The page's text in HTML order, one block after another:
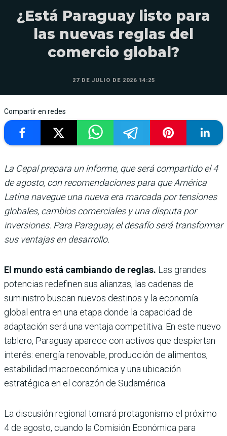
¿Está Paraguay listo para
las nuevas reglas del
comercio global?
27 DE JULIO DE 2026 14:25
Compartir en redes
La Cepal prepara un informe, que será compartido el 4
de agosto, con recomendaciones para que América
Latina navegue una nueva era marcada por tensiones
globales, cambios comerciales y una disputa por
inversiones. Para Paraguay, el desafío será transformar
sus ventajas en desarrollo.
El mundo está cambiando de reglas. Las grandes
potencias redefinen sus alianzas, las cadenas de
suministro buscan nuevos destinos y la economía
global entra en una etapa donde la capacidad de
adaptación será una ventaja competitiva. En este nuevo
tablero, Paraguay aparece con activos que despiertan
interés: energía renovable, producción de alimentos,
estabilidad macroeconómica y una ubicación
estratégica en el corazón de Sudamérica.
La discusión regional tomará protagonismo el próximo
4 de agosto, cuando la Comisión Económica para